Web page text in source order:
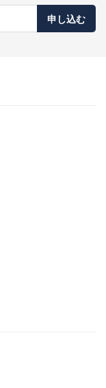
申し込む